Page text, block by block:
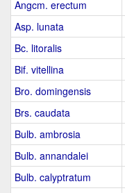
Angcm. erectum
Asp. lunata
Bc. litoralis
Bif. vitellina
Bro. domingensis
Brs. caudata
Bulb. ambrosia
Bulb. annandalei
Bulb. calyptratum